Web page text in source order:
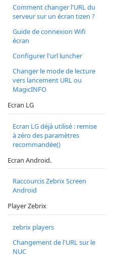
Comment changer l'URL du
serveur sur un écran tizen ?
Guide de connexion Wifi
écran
Configurer l'url luncher
Changer le mode de lecture
vers lancement URL ou
MagicINFO
Ecran LG
Ecran LG déjà utilisé : remise
à zéro des paramètres
recommandée()
Ecran Android.
Raccourcis Zebrix Screen
Android
Player Zebrix
zebrix players
Changement de l'URL sur le
NUC